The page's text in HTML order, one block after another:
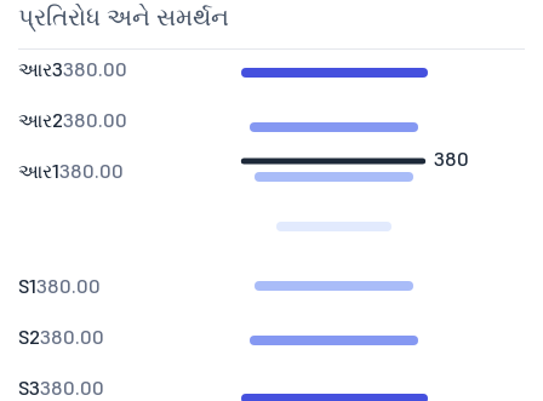
પ્રતિરોધ અને સમર્થન
380
આર3380.00
આર2380.00
આર1380.00
S1380.00
S2380.00
S3380.00